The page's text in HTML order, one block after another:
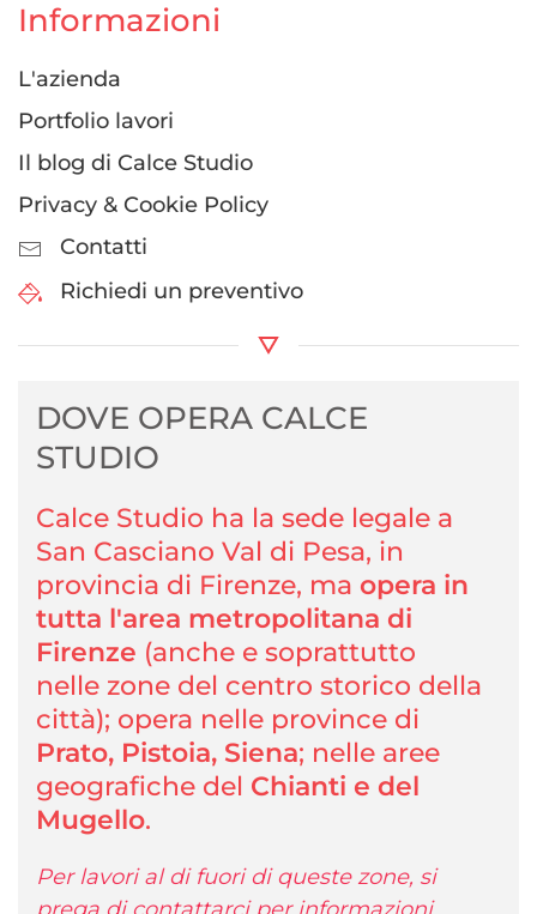
Informazioni
L'azienda
Portfolio lavori
Il blog di Calce Studio
Privacy & Cookie Policy
Contatti
Richiedi un preventivo
DOVE OPERA CALCE
STUDIO
Calce Studio ha la sede legale a
San Casciano Val di Pesa, in
provincia di Firenze, ma opera in
tutta l'area metropolitana di
Firenze (anche e soprattutto
nelle zone del centro storico della
città); opera nelle province di
Prato, Pistoia, Siena; nelle aree
geografiche del Chianti e del
Mugello.
Per lavori al di fuori di queste zone, si